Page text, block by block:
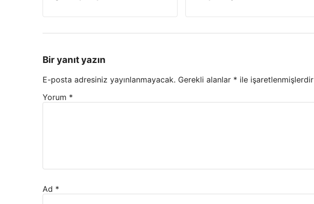
Bir yanıt yazın
E-posta adresiniz yayınlanmayacak. Gerekli alanlar * ile işaretlenmişlerdir
Yorum *
Ad *